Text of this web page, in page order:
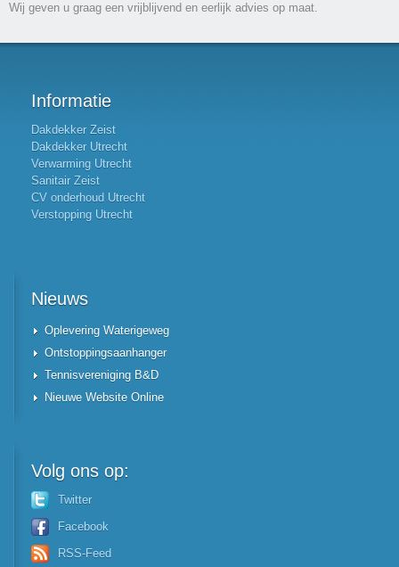
Wij geven u graag een vrijblijvend en eerlijk advies op maat.
Informatie
Dakdekker Zeist
Dakdekker Utrecht
Verwarming Utrecht
Sanitair Zeist
CV onderhoud Utrecht
Verstopping Utrecht
Nieuws
Oplevering Waterigeweg
Ontstoppingsaanhanger
Tennisvereniging B&D
Nieuwe Website Online
Volg ons op:
Twitter
Facebook
RSS-Feed